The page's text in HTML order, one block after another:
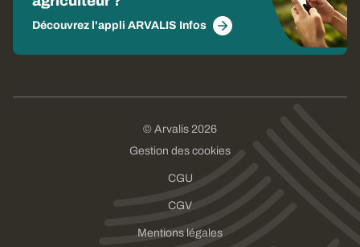
Découvrez l'appli ARVALIS Infos
© Arvalis 2026
Gestion des cookies
CGU
CGV
Mentions légales